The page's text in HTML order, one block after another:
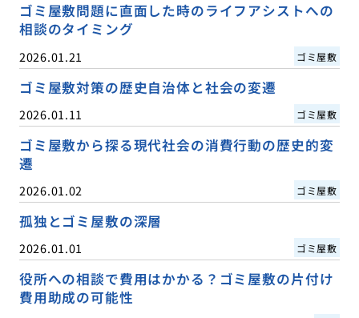
ゴミ屋敷問題に直面した時のライフアシストへの
相談のタイミング
2026.01.21 ゴミ屋敷
ゴミ屋敷対策の歴史自治体と社会の変遷
2026.01.11 ゴミ屋敷
ゴミ屋敷から探る現代社会の消費行動の歴史的変
遷
2026.01.02 ゴミ屋敷
孤独とゴミ屋敷の深層
2026.01.01 ゴミ屋敷
役所への相談で費用はかかる？ゴミ屋敷の片付け
費用助成の可能性